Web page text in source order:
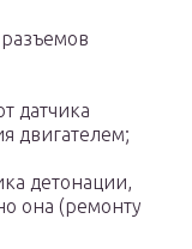
датчика
двигателем;
детонации,
она (ремонту